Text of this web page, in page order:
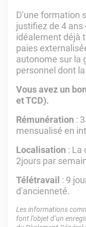
D'une formation
justifiez de 4 ans
idéalement déjà
paies
autonome sur la
personnel dont
Vous avez un
et TCD).
Rémunération :
mensualisé en
Localisation : La
2jours par
Télétravail : 9
d'ancienneté.
Les informations
font l’objet d’un